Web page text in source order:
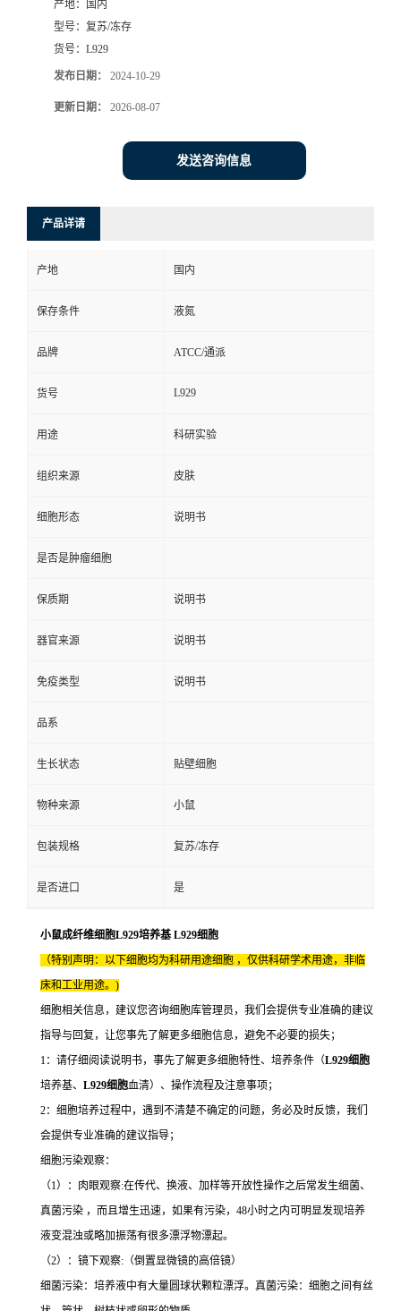
产地：
国内
型号： 复苏/冻存
货号： L929
发布日期： 2024-10-29
更新日期： 2026-08-07
发送咨询信息
产品详请
产地 国内
保存条件 液氮
品牌 ATCC/通派
货号 L929
用途 科研实验
组织来源 皮肤
细胞形态 说明书
是否是肿瘤细胞
保质期 说明书
器官来源 说明书
免疫类型 说明书
品系
生长状态 贴壁细胞
物种来源 小鼠
包装规格 复苏/冻存
是否进口 是
小鼠成纤维细胞L929培养基 L929细胞
（特别声明：以下细胞均为科研用途细胞 ，仅供科研学术用途，非临
床和工业用途。)
细胞相关信息，建议您咨询细胞库管理员，我们会提供专业准确的建议
指导与回复，让您事先了解更多细胞信息，避免不必要的损失；
1：请仔细阅读说明书，事先了解更多细胞特性、培养条件（L929细胞
培养基、 L929细胞血清）、操作流程及注意事项；
2：细胞培养过程中，遇到不清楚不确定的问题，务必及时反馈，我们
会提供专业准确的建议指导；
细胞污染观察：
（1）：肉眼观察:在传代、换液、加样等开放性操作之后常发生细菌、
真菌污染 ，而且增生迅速，如果有污染，48小时之内可明显发现培养
液变混浊或略加振荡有很多漂浮物漂起。
（2）：镜下观察:（倒置显微镜的高倍镜）
细菌污染：培养液中有大量圆球状颗粒漂浮。真菌污染：细胞之间有丝